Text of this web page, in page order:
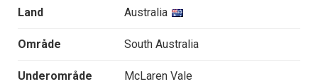
Land Australia
Område South Australia
Underområde McLaren Vale